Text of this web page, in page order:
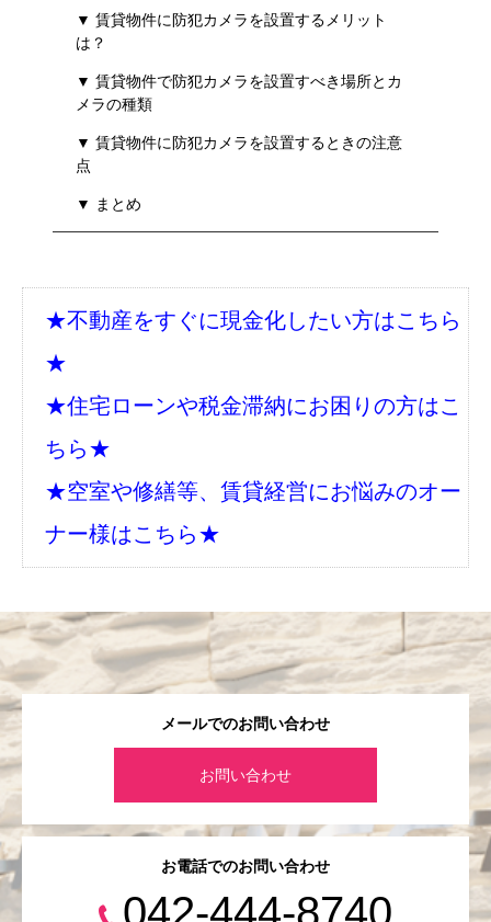
▼ 賃貸物件に防犯カメラを設置するメリット
は？
▼ 賃貸物件で防犯カメラを設置すべき場所とカ
メラの種類
▼ 賃貸物件に防犯カメラを設置するときの注意
点
▼ まとめ
★不動産をすぐに現金化したい方はこちら
★
★住宅ローンや税金滞納にお困りの方はこ
ちら★
★空室や修繕等、賃貸経営にお悩みのオー
ナー様はこちら★
メールでのお問い合わせ
お問い合わせ
お電話でのお問い合わせ
042-444-8740